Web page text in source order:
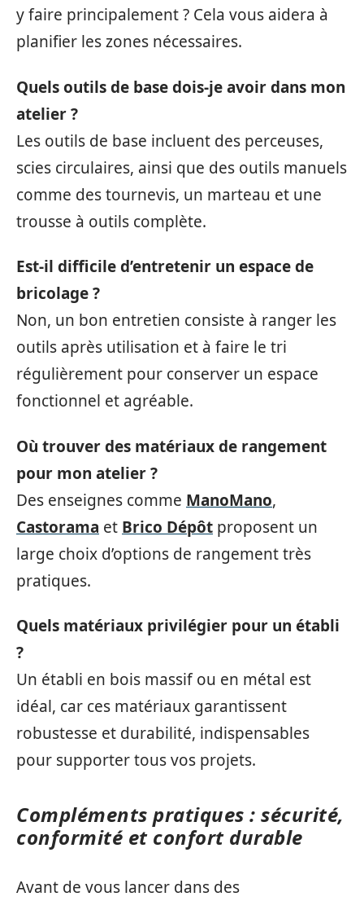
y faire principalement ? Cela vous aidera à
planifier les zones nécessaires.
Quels outils de base dois-je avoir dans mon
atelier ?
Les outils de base incluent des perceuses,
scies circulaires, ainsi que des outils manuels
comme des tournevis, un marteau et une
trousse à outils complète.
Est-il difficile d’entretenir un espace de
bricolage ?
Non, un bon entretien consiste à ranger les
outils après utilisation et à faire le tri
régulièrement pour conserver un espace
fonctionnel et agréable.
Où trouver des matériaux de rangement
pour mon atelier ?
Des enseignes comme ManoMano,
Castorama et Brico Dépôt proposent un
large choix d’options de rangement très
pratiques.
Quels matériaux privilégier pour un établi
?
Un établi en bois massif ou en métal est
idéal, car ces matériaux garantissent
robustesse et durabilité, indispensables
pour supporter tous vos projets.
Compléments pratiques : sécurité,
conformité et confort durable
Avant de vous lancer dans des